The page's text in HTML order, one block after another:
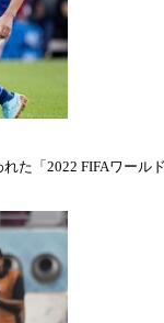
た「2022 FIFAワー